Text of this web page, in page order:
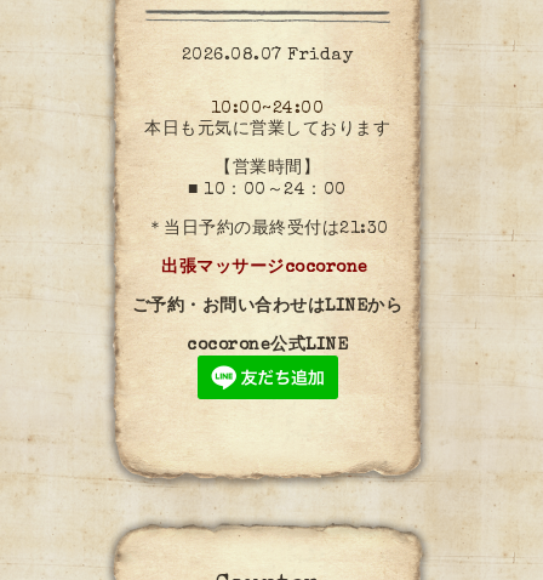
2026.08.07 Friday
10:00~24:00
本日も元気に営業しております
【営業時間】
■ 10：00～24：00
＊当日予約の最終受付は21:30
出張マッサージcocorone
ご予約・お問い合わせはLINEから
cocorone公式LINE